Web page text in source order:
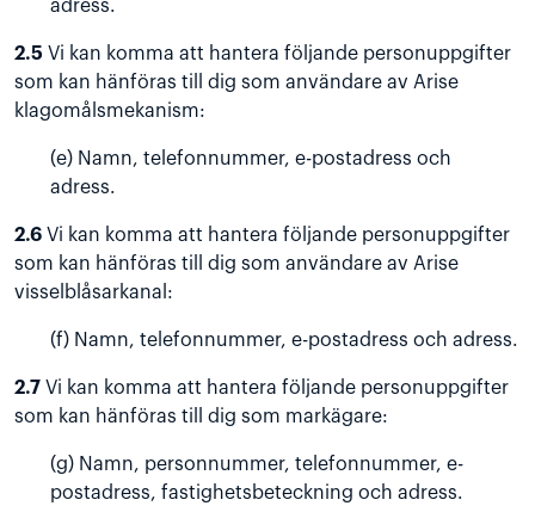
adress.
2.5 Vi kan komma att hantera följande personuppgifter
som kan hänföras till dig som användare av Arise
klagomålsmekanism:
(e) Namn, telefonnummer, e-postadress och
adress.
2.6 Vi kan komma att hantera följande personuppgifter
som kan hänföras till dig som användare av Arise
visselblåsarkanal:
(f) Namn, telefonnummer, e-postadress och adress.
2.7 Vi kan komma att hantera följande personuppgifter
som kan hänföras till dig som markägare:
(g) Namn, personnummer, telefonnummer, e-
postadress, fastighetsbeteckning och adress.